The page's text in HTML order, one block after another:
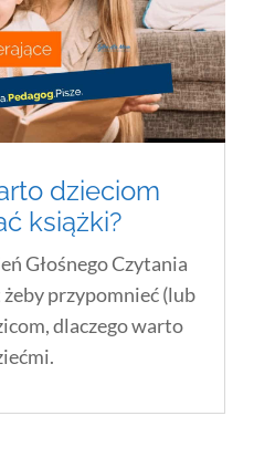
dzieciom
książki?
Głośnego Czytania
przypomnieć (lub
dlaczego warto